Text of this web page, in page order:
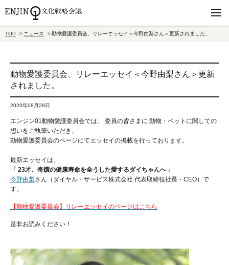
TOP ニュース 動物愛護委員会、リレーエッセイ＜今野由梨さん＞更新されました。
動物愛護委員会、リレーエッセイ＜今野由梨さん＞更新
されました。
2020年08月28日
エンジン01動物愛護委員会では、 委員の皆さまに 動物・ペットに関しての
想いをご執筆いただき、
動物愛護委員会のページにてエッセイの掲載を行っております。
最新エッセイは、
『 23才、奇蹟の健康寿命を全うした愛するダイちゃんへ 』
今野由梨さん（ ダイヤル・サービス株式会社 代表取締役社長・CEO）で
す。
【動物愛護委員会】リレーエッセイのページはこちら
是非お読みください！